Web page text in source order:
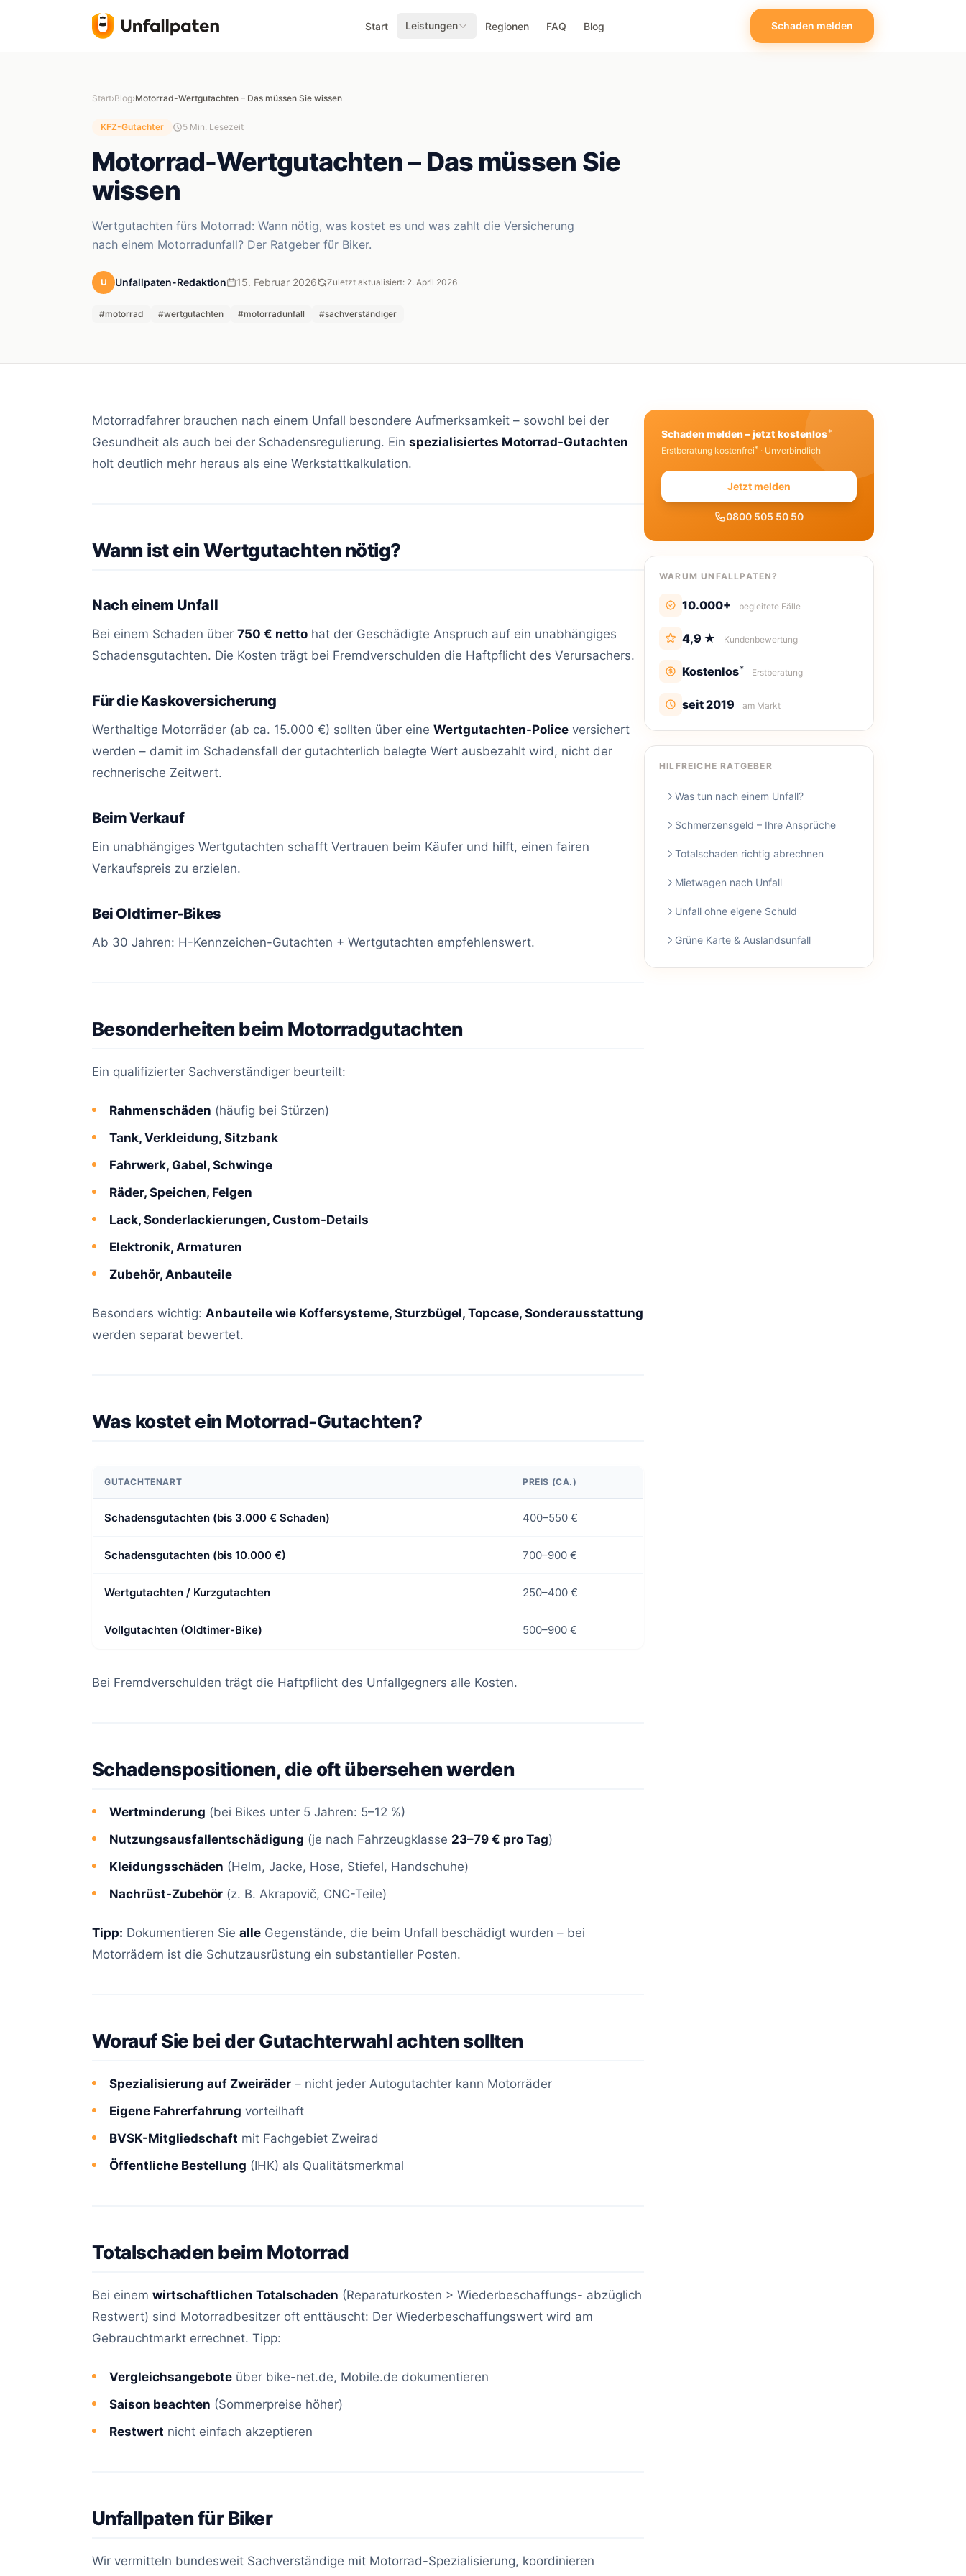
Start Leistungen Regionen FAQ Blog Schaden melden
Start›Blog›Motorrad-Wertgutachten – Das müssen Sie wissen
KFZ-Gutachter 5 Min. Lesezeit
Motorrad-Wertgutachten – Das müssen Sie
wissen
Wertgutachten fürs Motorrad: Wann nötig, was kostet es und was zahlt die Versicherung
nach einem Motorradunfall? Der Ratgeber für Biker.
U Unfallpaten-Redaktion 15. Februar 2026 Zuletzt aktualisiert: 2. April 2026
#motorrad #wertgutachten #motorradunfall #sachverständiger
Motorradfahrer brauchen nach einem Unfall besondere Aufmerksamkeit – sowohl bei der
Gesundheit als auch bei der Schadensregulierung. Ein spezialisiertes Motorrad-Gutachten
holt deutlich mehr heraus als eine Werkstattkalkulation.
Wann ist ein Wertgutachten nötig?
Nach einem Unfall
Bei einem Schaden über 750 € netto hat der Geschädigte Anspruch auf ein unabhängiges
Schadensgutachten. Die Kosten trägt bei Fremdverschulden die Haftpflicht des Verursachers.
Für die Kaskoversicherung
Werthaltige Motorräder (ab ca. 15.000 €) sollten über eine Wertgutachten-Police versichert
werden – damit im Schadensfall der gutachterlich belegte Wert ausbezahlt wird, nicht der
rechnerische Zeitwert.
Beim Verkauf
Ein unabhängiges Wertgutachten schafft Vertrauen beim Käufer und hilft, einen fairen
Verkaufspreis zu erzielen.
Bei Oldtimer-Bikes
Ab 30 Jahren: H-Kennzeichen-Gutachten + Wertgutachten empfehlenswert.
Besonderheiten beim Motorradgutachten
Ein qualifizierter Sachverständiger beurteilt:
Rahmenschäden (häufig bei Stürzen)
Tank, Verkleidung, Sitzbank
Fahrwerk, Gabel, Schwinge
Räder, Speichen, Felgen
Lack, Sonderlackierungen, Custom-Details
Elektronik, Armaturen
Zubehör, Anbauteile
Besonders wichtig: Anbauteile wie Koffersysteme, Sturzbügel, Topcase, Sonderausstattung
werden separat bewertet.
Was kostet ein Motorrad-Gutachten?
GUTACHTENART PREIS (CA.)
Schadensgutachten (bis 3.000 € Schaden) 400–550 €
Schadensgutachten (bis 10.000 €) 700–900 €
Wertgutachten / Kurzgutachten 250–400 €
Vollgutachten (Oldtimer-Bike) 500–900 €
Bei Fremdverschulden trägt die Haftpflicht des Unfallgegners alle Kosten.
Schadenspositionen, die oft übersehen werden
Wertminderung (bei Bikes unter 5 Jahren: 5–12 %)
Nutzungsausfallentschädigung (je nach Fahrzeugklasse 23–79 € pro Tag)
Kleidungsschäden (Helm, Jacke, Hose, Stiefel, Handschuhe)
Nachrüst-Zubehör (z. B. Akrapovič, CNC-Teile)
Tipp: Dokumentieren Sie alle Gegenstände, die beim Unfall beschädigt wurden – bei
Motorrädern ist die Schutzausrüstung ein substantieller Posten.
Worauf Sie bei der Gutachterwahl achten sollten
Spezialisierung auf Zweiräder – nicht jeder Autogutachter kann Motorräder
Eigene Fahrerfahrung vorteilhaft
BVSK-Mitgliedschaft mit Fachgebiet Zweirad
Öffentliche Bestellung (IHK) als Qualitätsmerkmal
Totalschaden beim Motorrad
Bei einem wirtschaftlichen Totalschaden (Reparaturkosten > Wiederbeschaffungs- abzüglich
Restwert) sind Motorradbesitzer oft enttäuscht: Der Wiederbeschaffungswert wird am
Gebrauchtmarkt errechnet. Tipp:
Vergleichsangebote über bike-net.de, Mobile.de dokumentieren
Saison beachten (Sommerpreise höher)
Restwert nicht einfach akzeptieren
Unfallpaten für Biker
Wir vermitteln bundesweit Sachverständige mit Motorrad-Spezialisierung, koordinieren
Schaden melden – jetzt kostenlos*
Erstberatung kostenfrei* · Unverbindlich
Jetzt melden
0800 505 50 50
WARUM UNFALLPATEN?
10.000+ begleitete Fälle
4,9 ★ Kundenbewertung
Kostenlos* Erstberatung
seit 2019 am Markt
HILFREICHE RATGEBER
Was tun nach einem Unfall?
Schmerzensgeld – Ihre Ansprüche
Totalschaden richtig abrechnen
Mietwagen nach Unfall
Unfall ohne eigene Schuld
Grüne Karte & Auslandsunfall